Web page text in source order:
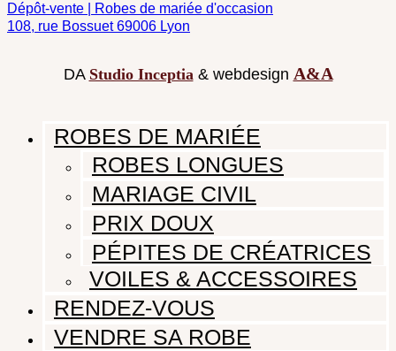
Dépôt-vente | Robes de mariée d'occasion
108, rue Bossuet 69006 Lyon
DA Studio Inceptia& webdesign A&A
ROBES DE MARIÉE
ROBES LONGUES
MARIAGE CIVIL
PRIX DOUX
PÉPITES DE CRÉATRICES
VOILES & ACCESSOIRES
RENDEZ-VOUS
VENDRE SA ROBE